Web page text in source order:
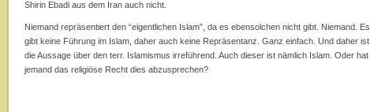
Shirin Ebadi aus dem Iran auch nicht.
Niemand repräsentiert den “eigentlichen Islam”, da es ebensolchen nicht gibt. Niemand. Es
gibt keine Führung im Islam, daher auch keine Repräsentanz. Ganz einfach. Und daher ist
die Aussage über den terr. Islamismus irreführend. Auch dieser ist nämlich Islam. Oder hat
jemand das religiöse Recht dies abzusprechen?